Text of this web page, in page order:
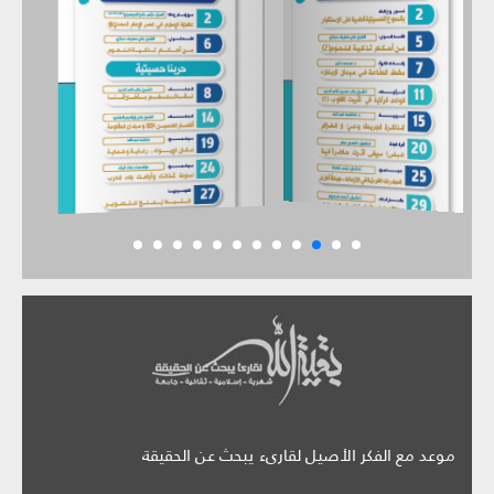
موعد مع الفكر الأصيل لقارىء يبحث عن الحقيقة